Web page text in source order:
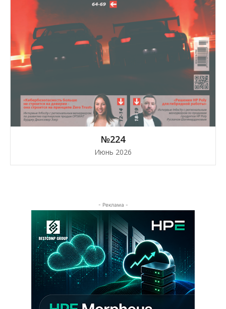
№224
Июнь 2026
- Реклама -